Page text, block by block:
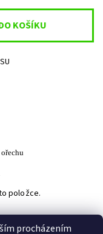
položce.
procházením